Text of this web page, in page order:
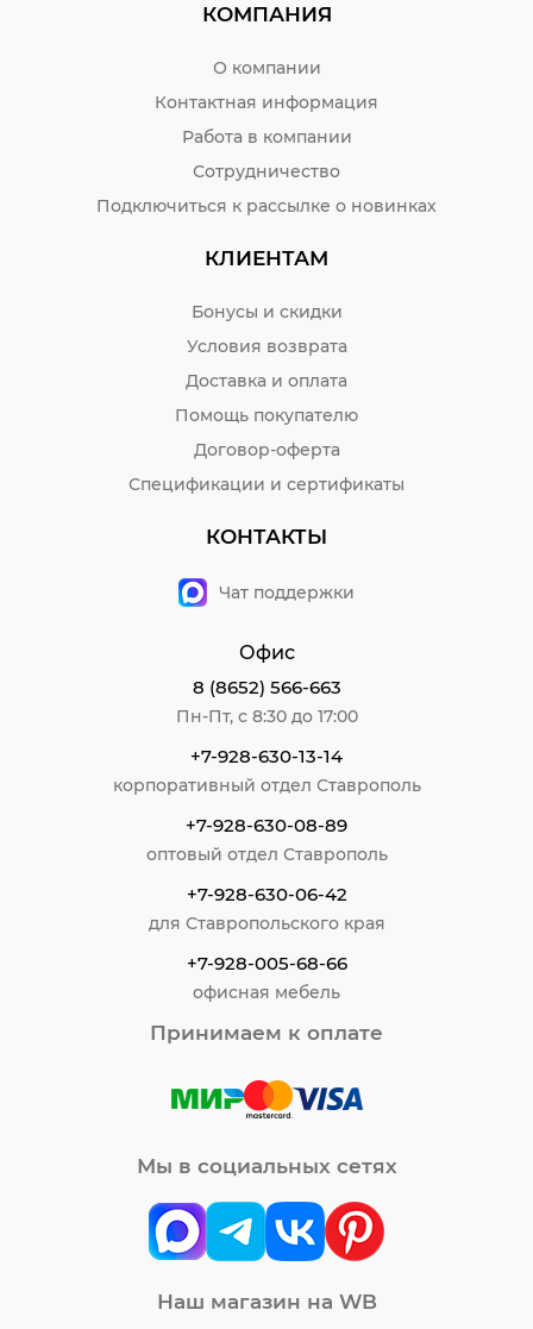
КОМПАНИЯ
О компании
Контактная информация
Работа в компании
Сотрудничество
Подключиться к рассылке о новинках
КЛИЕНТАМ
Бонусы и скидки
Условия возврата
Доставка и оплата
Помощь покупателю
Договор-оферта
Спецификации и сертификаты
КОНТАКТЫ
Чат поддержки
Офис
8 (8652) 566-663
Пн-Пт, с 8:30 до 17:00
+7-928-630-13-14
корпоративный отдел Ставрополь
+7-928-630-08-89
оптовый отдел Ставрополь
+7-928-630-06-42
для Ставропольского края
+7-928-005-68-66
офисная мебель
Принимаем к оплате
Мы в социальных сетях
Наш магазин на WB